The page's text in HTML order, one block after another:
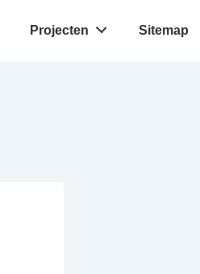
Projecten Sitemap